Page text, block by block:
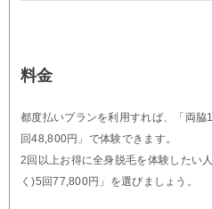
料金
都度払いプランを利用すれば、「両
回48,800円」で体験できます。
2回以上お得に全身脱毛を体験したい
く)5回77,800円」を選びましょう。